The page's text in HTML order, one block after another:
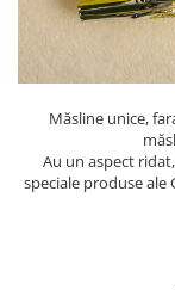
BACANIE
PRODUSE ECO /
REMEDII
Măsline unice,
Au un aspect
speciale produse ale